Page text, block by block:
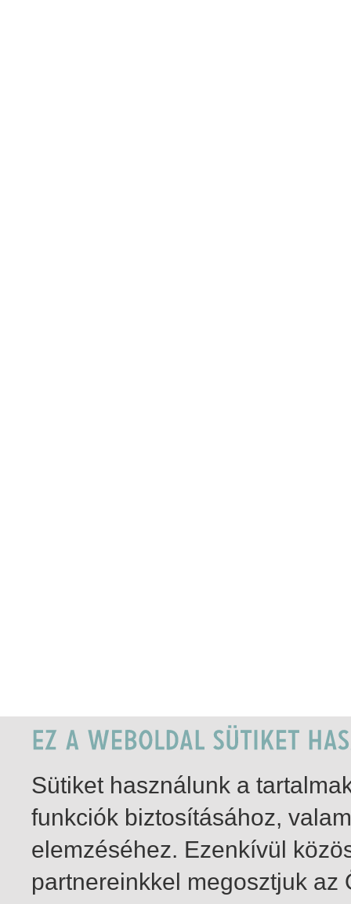
Sütiket használunk a
funkciók biztosításához,
elemzéséhez. Ezenkívül
partnereinkkel megosztjuk